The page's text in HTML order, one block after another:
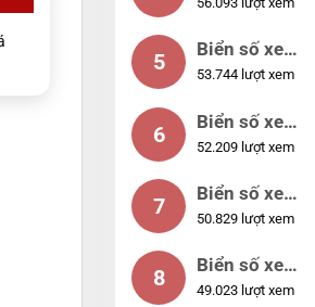
12345
5
Biển số xe
66666
53.744 lượt xem
6
Biển số xe
11111
52.209 lượt xem
7
Biển số xe
44444
50.829 lượt xem
8
Biển số xe
77777
49.023 lượt xem